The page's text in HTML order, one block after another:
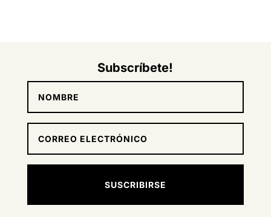
Subscríbete!
SUSCRIBIRSE